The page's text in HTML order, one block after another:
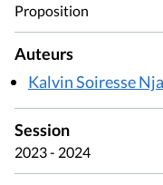
Proposition
Auteurs
Kalvin Soiresse
Session
2023 - 2024